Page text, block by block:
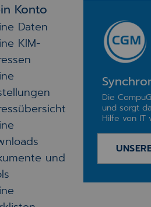
Konto
Daten
KIM-
und
Die
und sorgt
Hilfe von IT